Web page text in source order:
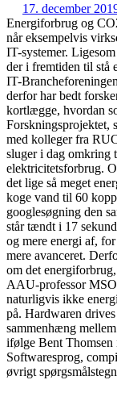
17. december
Energiforbrug og
når eksempelvis
IT-systemer.
der i fremtiden til stå
IT-
derfor har bedt
kortlægge, hvordan
Forskningsprojektet,
med kolleger fra
sluger i dag omkring
elektricitetsforbrug.
det lige så meget
koge vand til 60
googlesøgning den
står tændt i 17
og mere energi af,
mere avanceret.
om det
AAU-professor
naturligvis ikke
på. Hardwaren
sammenhæng
ifølge Bent Thomsen
Softwaresprog,
øvrigt spørgsmålstegn